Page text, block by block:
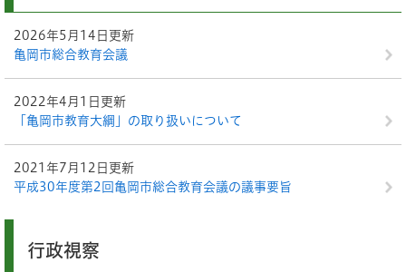
2026年5月14日更新
亀岡市総合教育会議
2022年4月1日更新
「亀岡市教育大綱」の取り扱いについて
2021年7月12日更新
平成30年度第2回亀岡市総合教育会議の議事要旨
行政視察